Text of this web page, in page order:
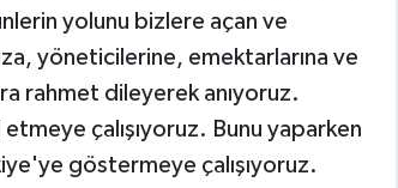
yolunu bizlere açan ve
yöneticilerine, emektarlarına ve
rahmet dileyerek anıyoruz.
çalışıyoruz. Bunu yaparken
göstermeye çalışıyoruz.